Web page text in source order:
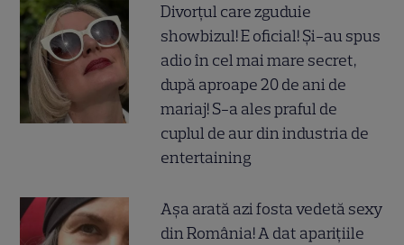
Divorțul care zguduie
showbizul! E oficial! Și-au spus
adio în cel mai mare secret,
după aproape 20 de ani de
mariaj! S-a ales praful de
cuplul de aur din industria de
entertaining
Așa arată azi fosta vedetă sexy
din România! A dat aparițiile